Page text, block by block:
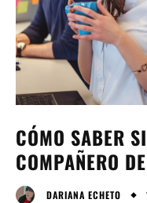
CÓMO SABER
COMPAÑERO
DARIANA ECHETO